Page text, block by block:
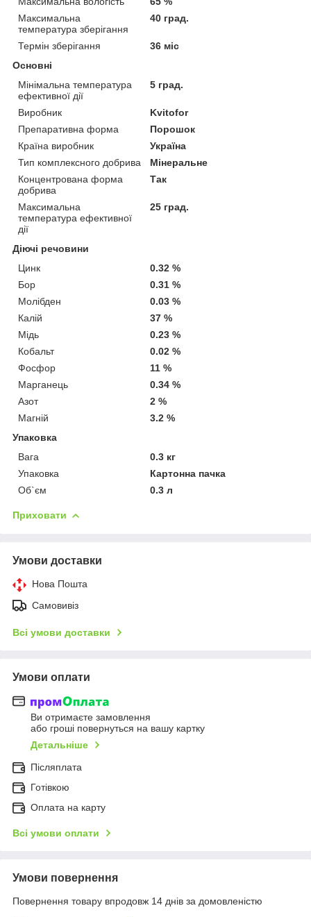
Максимальна
температура зберігання
40 град.
Термін зберігання
36 міс
Основні
Мінімальна температура
ефективної дії
5 град.
Виробник
Kvitofor
Препаративна форма
Порошок
Країна виробник
Україна
Тип комплексного добрива
Мінеральне
Концентрована форма
добрива
Так
Максимальна
температура ефективної
дії
25 град.
Діючі речовини
Цинк
0.32 %
Бор
0.31 %
Молібден
0.03 %
Калій
37 %
Мідь
0.23 %
Кобальт
0.02 %
Фосфор
11 %
Марганець
0.34 %
Азот
2 %
Магній
3.2 %
Упаковка
Вага
0.3 кг
Упаковка
Картонна пачка
Об`єм
0.3 л
Приховати
Умови доставки
Нова Пошта
Самовивіз
Всі умови доставки
Умови оплати
Ви отримаєте замовлення
або гроші повернуться на вашу картку
Детальніше
Післяплата
Готівкою
Оплата на карту
Всі умови оплати
Умови повернення
Повернення товару впродовж 14 днів за домовленістю